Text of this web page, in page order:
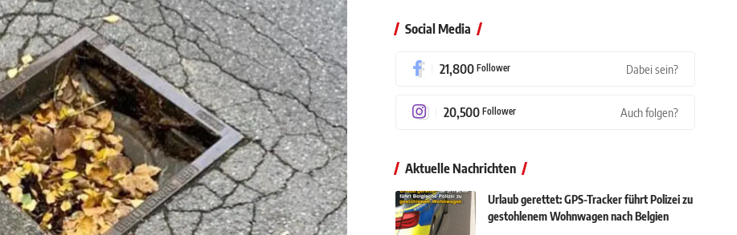
Social Media
21,800 Follower Dabei sein?
20,500 Follower Auch folgen?
Aktuelle Nachrichten
Urlaub gerettet: GPS-Tracker führt Polizei zu
gestohlenem Wohnwagen nach Belgien